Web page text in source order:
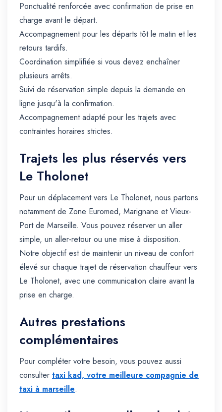
Ponctualité renforcée avec confirmation de prise en
charge avant le départ.
Accompagnement pour les départs tôt le matin et les
retours tardifs.
Coordination simplifiée si vous devez enchaîner
plusieurs arrêts.
Suivi de réservation simple depuis la demande en
ligne jusqu'à la confirmation.
Accompagnement adapté pour les trajets avec
contraintes horaires strictes.
Trajets les plus réservés vers
Le Tholonet
Pour un déplacement vers Le Tholonet, nous partons
notamment de Zone Euromed, Marignane et Vieux-
Port de Marseille. Vous pouvez réserver un aller
simple, un aller-retour ou une mise à disposition.
Notre objectif est de maintenir un niveau de confort
élevé sur chaque trajet de réservation chauffeur vers
Le Tholonet, avec une communication claire avant la
prise en charge.
Autres prestations
complémentaires
Pour compléter votre besoin, vous pouvez aussi
consulter taxi kad, votre meilleure compagnie de
taxi à marseille.